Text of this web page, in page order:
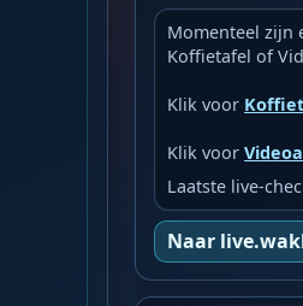
Momenteel zijn
Koffietafel of
Klik voor
Klik voor
Laatste live-
Naar